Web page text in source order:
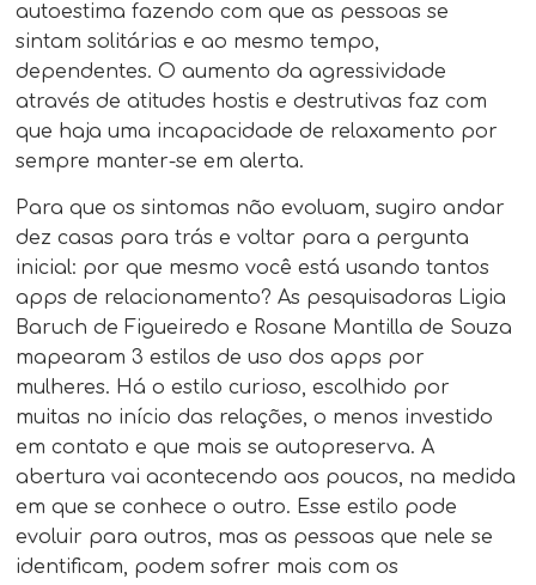
autoestima fazendo com que as pessoas se
sintam solitárias e ao mesmo tempo,
dependentes. O aumento da agressividade
através de atitudes hostis e destrutivas faz com
que haja uma incapacidade de relaxamento por
sempre manter-se em alerta.
Para que os sintomas não evoluam, sugiro andar
dez casas para trás e voltar para a pergunta
inicial: por que mesmo você está usando tantos
apps de relacionamento? As pesquisadoras Ligia
Baruch de Figueiredo e Rosane Mantilla de Souza
mapearam 3 estilos de uso dos apps por
mulheres. Há o estilo curioso, escolhido por
muitas no início das relações, o menos investido
em contato e que mais se autopreserva. A
abertura vai acontecendo aos poucos, na medida
em que se conhece o outro. Esse estilo pode
evoluir para outros, mas as pessoas que nele se
identificam, podem sofrer mais com os